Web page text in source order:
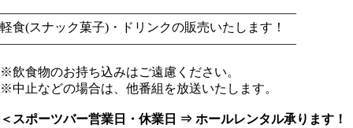
———————————————————————–
軽食(スナック菓子)・ドリンクの販売いたします！
———————————————————————–
※飲食物のお持ち込みはご遠慮ください。
※中止などの場合は、他番組を放送いたします。
＜スポーツバー営業日・休業日 ⇒ ホールレンタル承ります！